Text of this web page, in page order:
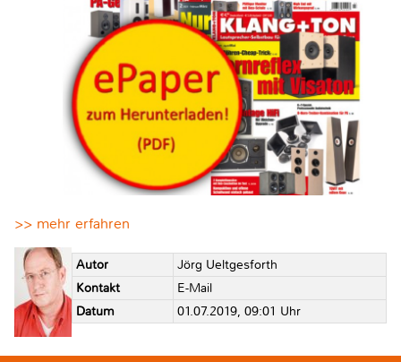
>> mehr erfahren
Autor
Jörg Ueltgesforth
Kontakt
E-Mail
Datum
01.07.2019, 09:01 Uhr